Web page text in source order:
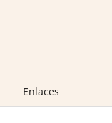
Enlaces